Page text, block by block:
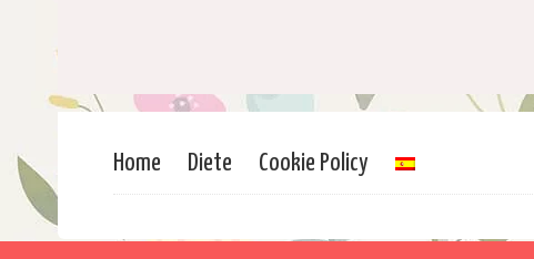
Home Diete Cookie Policy